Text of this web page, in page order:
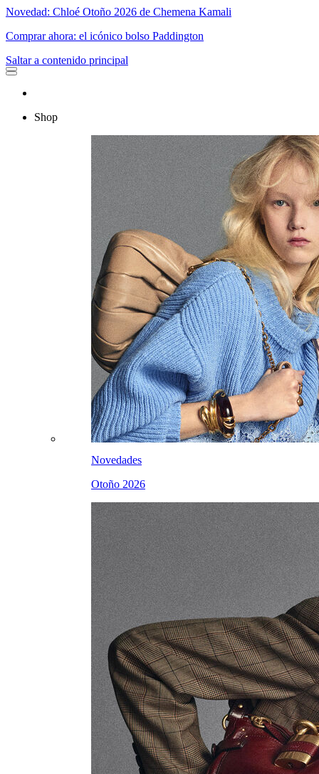
Novedad: Chloé Otoño 2026 de Chemena Kamali
Comprar ahora: el icónico bolso Paddington
Saltar a contenido principal
Shop
Novedades
Otoño 2026